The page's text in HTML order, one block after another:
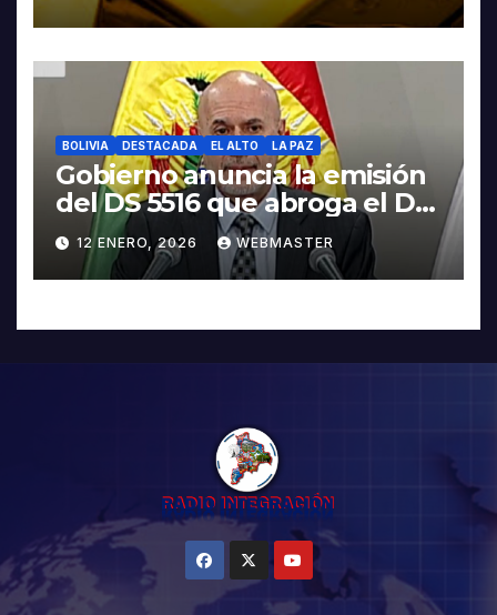
BOLIVIA DESTACADA EL ALTO LA PAZ
Gobierno anuncia la emisión
del DS 5516 que abroga el DS
5503
12 ENERO, 2026 WEBMASTER